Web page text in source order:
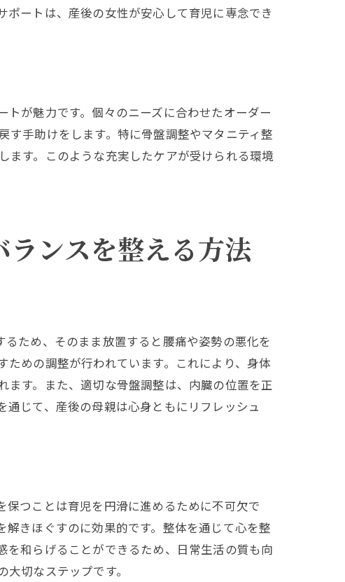
ートは、産後の女性が安心して育児に専念でき
が魅力です。個々のニーズに合わせたオーダー
手助けをします。特に骨盤調整やマタニティ整
ます。このような充実したケアが受けられる環境
ンスを整える方法
ため、そのまま放置すると腰痛や姿勢の悪化を
めの調整が行われています。これにより、身体
す。また、適切な骨盤調整は、内臓の位置を正
じて、産後の母親は心身ともにリフレッシュ
つことは育児を円滑に進めるために不可欠で
きほぐすのに効果的です。整体を通じて心を整
和らげることができるため、日常生活の質も向
切なステップです。